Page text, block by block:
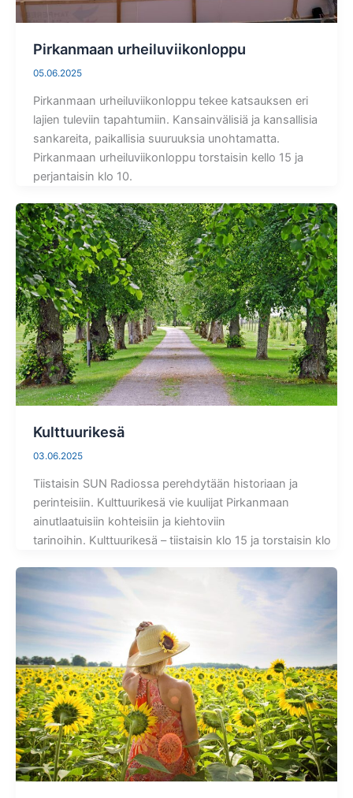
Pirkanmaan urheiluviikonloppu
05.06.2025
Pirkanmaan urheiluviikonloppu tekee katsauksen eri
lajien tuleviin tapahtumiin. Kansainvälisiä ja kansallisia
sankareita, paikallisia suuruuksia unohtamatta.
Pirkanmaan urheiluviikonloppu torstaisin kello 15 ja
perjantaisin klo 10.
Kulttuurikesä
03.06.2025
Tiistaisin SUN Radiossa perehdytään historiaan ja
perinteisiin. Kulttuurikesä vie kuulijat Pirkanmaan
ainutlaatuisiin kohteisiin ja kiehtoviin
tarinoihin. Kulttuurikesä – tiistaisin klo 15 ja torstaisin klo